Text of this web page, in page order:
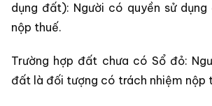
dụng đất): Người có quyền sử
nộp thuế.
Trường hợp đất chưa có Sổ đỏ:
đất là đối tượng có trách nhiệm nộp